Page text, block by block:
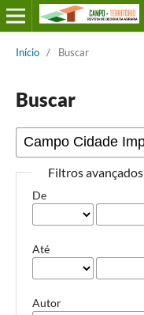
Início / Buscar
Buscar
Filtros avançados
De
Até
Autor